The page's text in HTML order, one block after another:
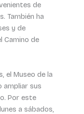
de
También ha
y de
Camino de
el Museo de la
ampliar sus
Por este
a sábados,